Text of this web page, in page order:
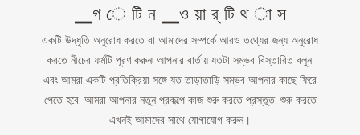
▁গ ে টি ন ▁ও য়া র্ টি থ া স
একটি উদ্ধৃতি অনুরোধ করতে বা আমাদের সম্পর্কে আরও তথ্যের জন্য অনুরোধ
করতে নীচের ফর্মটি পূরণ করুন৷ আপনার বার্তায় যতটা সম্ভব বিস্তারিত বলুন,
এবং আমরা একটি প্রতিক্রিয়া সঙ্গে যত তাড়াতাড়ি সম্ভব আপনার কাছে ফিরে
পেতে হবে. আমরা আপনার নতুন প্রকল্পে কাজ শুরু করতে প্রস্তুত, শুরু করতে
এখনই আমাদের সাথে যোগাযোগ করুন।